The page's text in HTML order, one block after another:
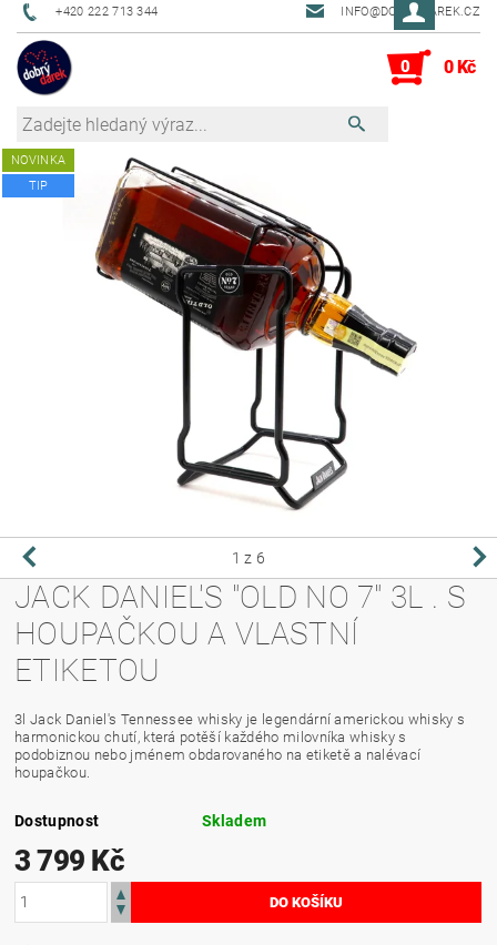
+420 222 713 344 INFO@DOBRYDAREK.CZ
0 0 Kč
NOVINKA
TIP
1 z 6
JACK DANIEL'S "OLD NO 7" 3L . S
HOUPAČKOU A VLASTNÍ
ETIKETOU
3l Jack Daniel's Tennessee whisky je legendární americkou whisky s
harmonickou chutí, která potěší každého milovníka whisky s
podobiznou nebo jménem obdarovaného na etiketě a nalévací
houpačkou.
Dostupnost Skladem
3 799 Kč